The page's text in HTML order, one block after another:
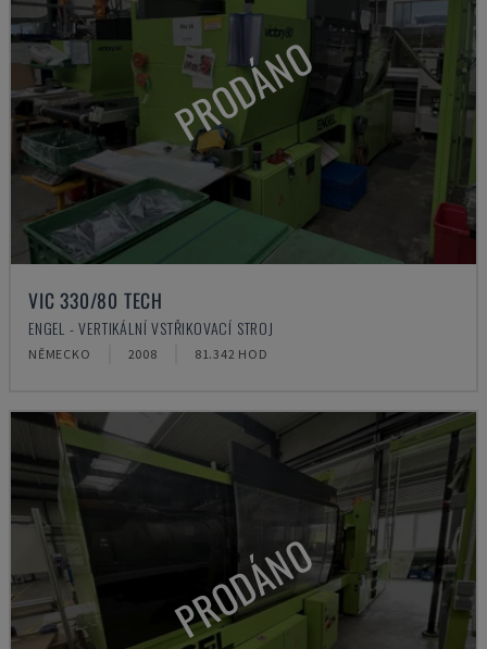
PRODÁNO
VIC 330/80 TECH
ENGEL - VERTIKÁLNÍ VSTŘIKOVACÍ STROJ
NĚMECKO 2008 81.342 HOD
PRODÁNO